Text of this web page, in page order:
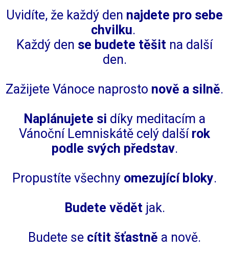
Uvidíte, že každý den najdete pro sebe
chvilku.
Každý den se budete těšit na další
den.
Zažijete Vánoce naprosto nově a silně.
Naplánujete si díky meditacím a
Vánoční Lemniskátě celý další rok
podle svých představ.
Propustíte všechny omezující bloky.
Budete vědětjak.
Budete se cítit šťastně a nově.